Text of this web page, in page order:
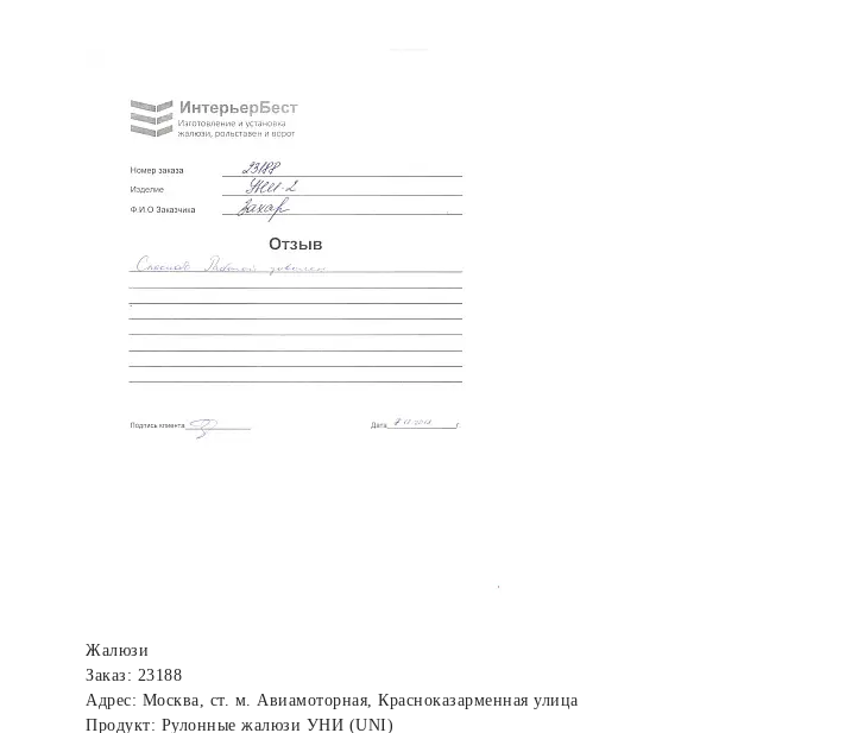
Жалюзи
Заказ: 23188
Адрес: Москва, ст. м. Авиамоторная, Красноказарменная улица
Продукт: Рулонные жалюзи УНИ (UNI)